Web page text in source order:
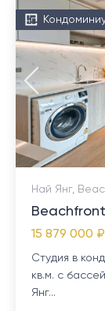
Най Янг,
15 879 000 ₽
Студия в
кв.м. с
Янг...